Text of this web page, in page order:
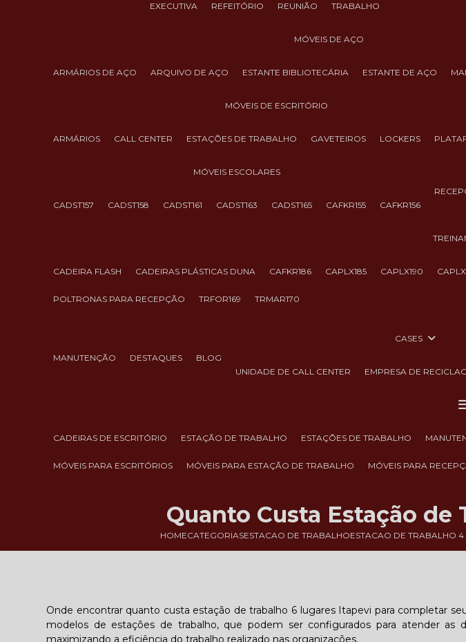
EXECUTIVA REFEITÓRIO REUNIÃO TRABALHO
MÓVEIS DE AÇO
ARMÁRIOS DE AÇO ARQUIVO DE AÇO ESTANTE BIBLIOTECÁRIA ESTANTE DE AÇO
MÓVEIS DE ESCRITÓRIO
ARMÁRIOS CALL CENTER ESTAÇÕES DE TRABALHO GAVETEIROS LOCKERS
MÓVEIS ESCOLARES
CADST157 CADST158 CADST161 CADST163 CADST165 CAFKR155 CAFKR156
CADEIRA FLASH CADEIRAS PLÁSTICAS DUNA CAFKR186 CAPLX185 CAPLX190
POLTRONAS PARA RECEPÇÃO TRFOR169 TRMAR170
MANUTENÇÃO DESTAQUES BLOG
CASES
UNIDADE DE CALL CENTER EMPRESA DE
CADEIRAS DE ESCRITÓRIO ESTAÇÃO DE TRABALHO ESTAÇÕES DE TRABALHO
MÓVEIS PARA ESCRITÓRIOS MÓVEIS PARA ESTAÇÃO DE TRABALHO MÓVEIS PARA
HOMECATEGORIASESTACAO DE TRABALHOESTACAO DE TRABALHO 4
Quanto Custa Estação
Onde encontrar quanto custa estação de trabalho 6 lugares Itapevi para completar
modelos de estações de trabalho, que podem ser configurados para atender as
maximizando a eficiência do trabalho realizado nas organizações.